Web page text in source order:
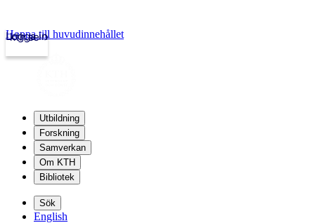
kth.se
Logga in
Hoppa till huvudinnehållet
Utbildning
Forskning
Samverkan
Om KTH
Bibliotek
Sök
English